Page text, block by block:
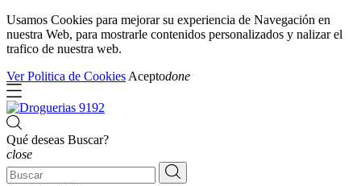
Usamos Cookies para mejorar su experiencia de Navegación en
nuestra Web, para mostrarle contenidos personalizados y nalizar el
trafico de nuestra web.
Ver Politica de Cookies Aceptodone
Qué deseas Buscar?
close